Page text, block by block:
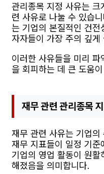
관리종목 지정 사유는
련 사유로 나눌 수 있습
는 기업의 본질적인 건
자자들이 가장 주의 깊게
이러한 사유들을 미리
을 회피하는 데 큰 도움
재무 관련 관리종목
재무 관련 사유는 기업
재무 지표들이 일정 기준
기업의 영업 활동이 원
해졌음을 의미합니다.